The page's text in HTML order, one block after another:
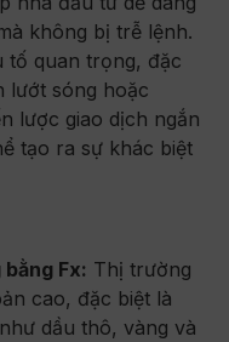
không bị trễ lệnh.
tố quan trọng, đặc
lướt sóng hoặc
lược giao dịch ngắn
tạo ra sự khác biệt
Fx: Thị trường
cao, đặc biệt là
dầu thô, vàng và